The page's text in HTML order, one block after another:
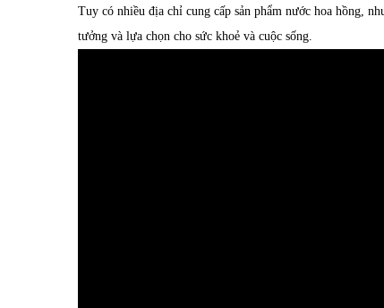
Tuy có nhiều địa chỉ cung cấp sản phẩm nước hoa hồng,
tưởng và lựa chọn cho sức khoẻ và cuộc sống.